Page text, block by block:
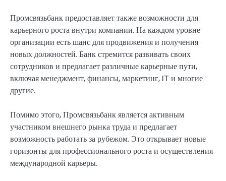
Промсвязьбанк предоставляет также возможности для
карьерного роста внутри компании. На каждом уровне
организации есть шанс для продвижения и получения
новых должностей. Банк стремится развивать своих
сотрудников и предлагает различные карьерные пути,
включая менеджмент, финансы, маркетинг, IT и многие
другие.
Помимо этого, Промсвязьбанк является активным
участником внешнего рынка труда и предлагает
возможность работать за рубежом. Это открывает новые
горизонты для профессионального роста и осуществления
международной карьеры.